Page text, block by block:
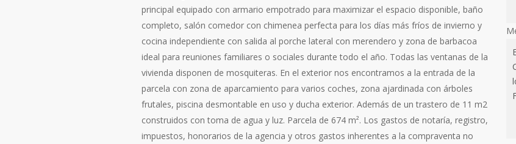
principal equipado con armario empotrado para maximizar el espacio disponible, baño
completo, salón comedor con chimenea perfecta para los días más fríos de invierno y
cocina independiente con salida al porche lateral con merendero y zona de barbacoa
ideal para reuniones familiares o sociales durante todo el año. Todas las ventanas de la
vivienda disponen de mosquiteras. En el exterior nos encontramos a la entrada de la
parcela con zona de aparcamiento para varios coches, zona ajardinada con árboles
frutales, piscina desmontable en uso y ducha exterior. Además de un trastero de 11 m2
construidos con toma de agua y luz. Parcela de 674 m². Los gastos de notaría, registro,
impuestos, honorarios de la agencia y otros gastos inherentes a la compraventa no